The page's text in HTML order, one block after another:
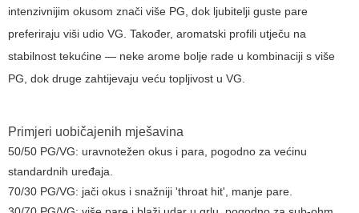
intenzivnijim okusom znači više PG, dok ljubitelji guste pare
preferiraju viši udio VG. Također, aromatski profili utječu na
stabilnost tekućine — neke arome bolje rade u kombinaciji s više
PG, dok druge zahtijevaju veću topljivost u VG.
Primjeri uobičajenih mješavina
50/50 PG/VG: uravnotežen okus i para, pogodno za većinu
standardnih uređaja.
70/30 PG/VG: jači okus i snažniji 'throat hit', manje pare.